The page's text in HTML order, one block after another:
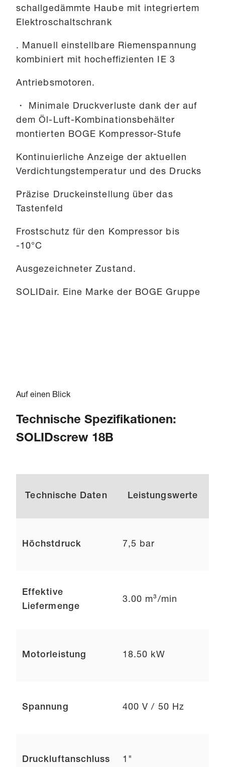
schallgedämmte Haube mit integriertem
Elektroschaltschrank
. Manuell einstellbare Riemenspannung
kombiniert mit hocheffizienten IE 3
Antriebsmotoren.
・ Minimale Druckverluste dank der auf
dem Öl-Luft-Kombinationsbehälter
montierten BOGE Kompressor-Stufe
Kontinuierliche Anzeige der aktuellen
Verdichtungstemperatur und des Drucks
Präzise Druckeinstellung über das
Tastenfeld
Frostschutz für den Kompressor bis
-10°C
Ausgezeichneter Zustand.
SOLIDair. Eine Marke der BOGE Gruppe
Auf einen Blick
Technische Spezifikationen:
SOLIDscrew 18B
Technische Daten Leistungswerte
Höchstdruck 7,5 bar
Effektive
Liefermenge
3.00 m³/min
Motorleistung 18.50 kW
Spannung 400 V / 50 Hz
Druckluftanschluss 1"